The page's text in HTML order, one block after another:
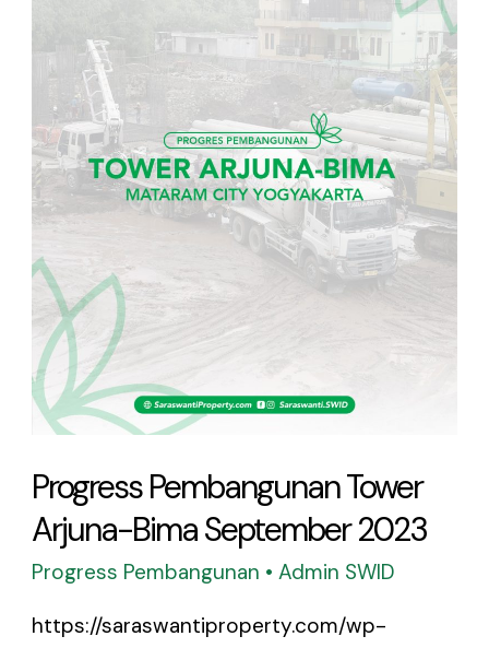
Progress Pembangunan Tower
Arjuna-Bima September 2023
Progress Pembangunan •Admin SWID
https://saraswantiproperty.com/wp-
Bima
September
2023